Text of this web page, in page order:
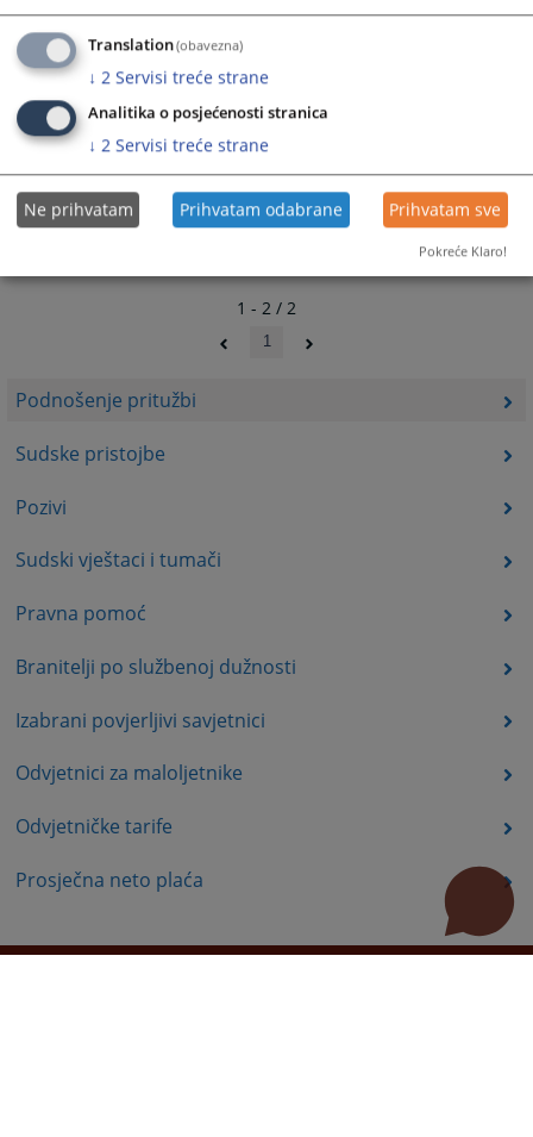
Podnošenje pritužbi
Sudske pristojbe
Pozivi
Sudski vještaci i tumači
Pravna pomoć
Branitelji po službenoj dužnosti
Izabrani povjerljivi savjetnici
Odvjetnici za maloljetnike
Odvjetničke tarife
Prosječna neto plaća
1 - 2 / 2
1
Translation(obavezna)
↓ 2 Servisi treće strane
Analitika o posjećenosti stranica
↓ 2 Servisi treće strane
Ne prihvatam Prihvatam odabrane Prihvatam sve
Pokreće Klaro!